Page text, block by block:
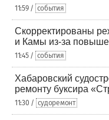
11:59 / события
Скорректированы
и Камы из-за
11:45 / события
Хабаровский
ремонту буксира
11:30 / судоремонт